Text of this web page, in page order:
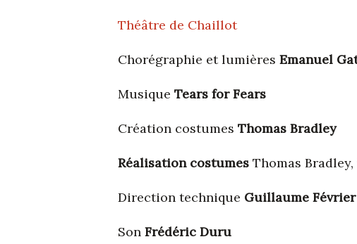
Théâtre de Chaillot
Chorégraphie et lumières Emanuel
Musique Tears for Fears
Création costumes Thomas Bradley
Réalisation costumes Thomas
Direction technique Guillaume Février
Son Frédéric Duru